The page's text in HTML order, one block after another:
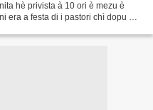
hè privista à 10 ori è mezu è
era a festa di i pastori chì dopu ad